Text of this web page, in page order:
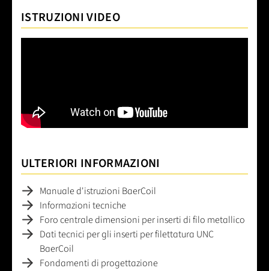
ISTRUZIONI VIDEO
ULTERIORI INFORMAZIONI
Manuale d'istruzioni BaerCoil
Informazioni tecniche
Foro centrale dimensioni per inserti di filo metallico
Dati tecnici per gli inserti per filettatura UNC
BaerCoil
Fondamenti di progettazione